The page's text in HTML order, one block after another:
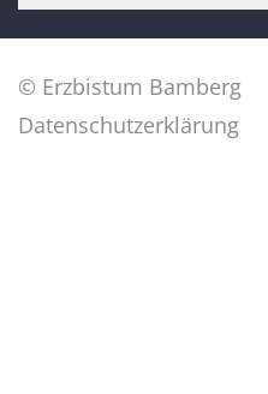
© Erzbistum Bamberg
Datenschutzerklärung